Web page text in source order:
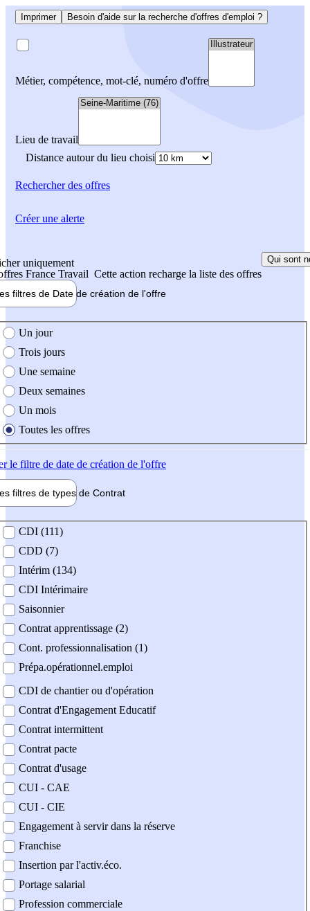
Imprimer Besoin d'aide sur la recherche d'offres d'emploi ?
Métier, compétence, mot-clé, numéro d'offre
Lieu de travail
Distance autour du lieu choisi
Rechercherdes offres
uniquement
France Travail Cette action recharge la liste des offres
Qui sont
filtres de Date de création de l'offre
création de l'offre
Un jour
Trois jours
Une semaine
Deux semaines
Un mois
Toutes les offres
le filtre de date de création de l'offre
filtres de types de Contrat
contrat
CDI (111)
CDD (7)
Intérim (134)
CDI Intérimaire
Saisonnier
Contrat apprentissage (2)
Cont. professionnalisation (1)
Prépa.opérationnel.emploi
CDI de chantier ou d'opération
Contrat d'Engagement Educatif
Contrat intermittent
Contrat pacte
Contrat d'usage
CUI - CAE
CUI - CIE
Engagement à servir dans la réserve
Franchise
Insertion par l'activ.éco.
Portage salarial
Profession commerciale
Créer une alerte